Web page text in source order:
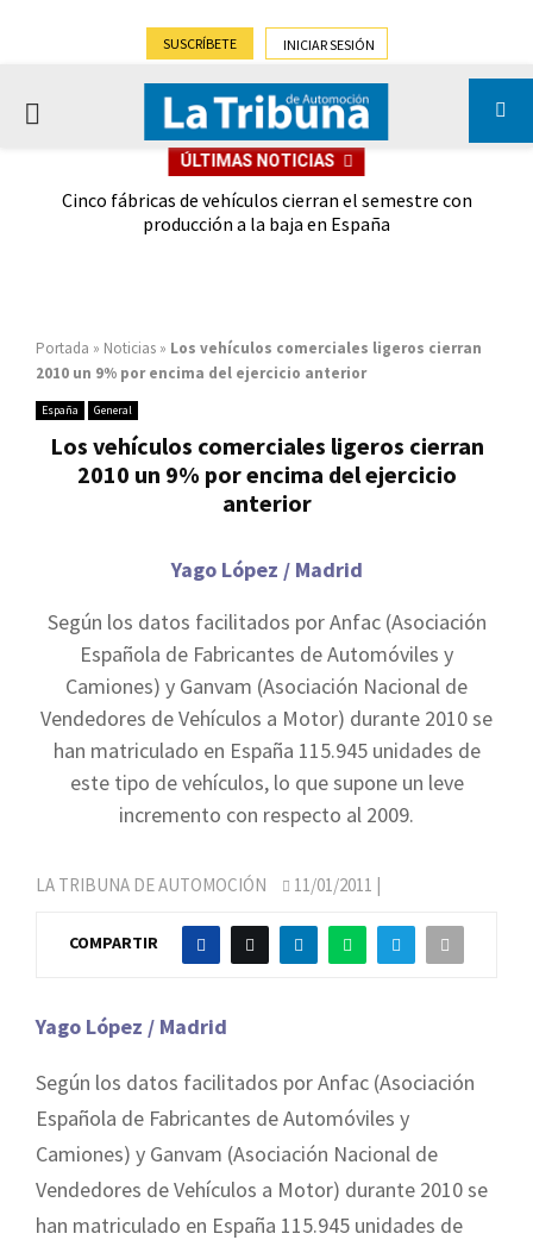
SUSCRÍBETE INICIAR SESIÓN
PRIMARY
ÚLTIMAS NOTICIAS
Cinco fábricas de vehículos cierran el semestre con
producción a la baja en España
Portada » Noticias » Los vehículos comerciales ligeros cierran
2010 un 9% por encima del ejercicio anterior
España General
Los vehículos comerciales ligeros cierran
2010 un 9% por encima del ejercicio
anterior
Yago López / Madrid
Según los datos facilitados por Anfac (Asociación
Española de Fabricantes de Automóviles y
Camiones) y Ganvam (Asociación Nacional de
Vendedores de Vehículos a Motor) durante 2010 se
han matriculado en España 115.945 unidades de
este tipo de vehículos, lo que supone un leve
incremento con respecto al 2009.
LA TRIBUNA DE AUTOMOCIÓN 11/01/2011 |
COMPARTIR
Yago López / Madrid
Según los datos facilitados por Anfac (Asociación
Española de Fabricantes de Automóviles y
Camiones) y Ganvam (Asociación Nacional de
Vendedores de Vehículos a Motor) durante 2010 se
han matriculado en España 115.945 unidades de